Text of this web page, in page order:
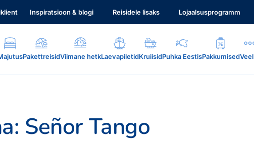
Inspiratsioon & blogi Reisidele lisaks Lojaalsusprogramm
PakettreisidViimane hetkLaevapiletidKruiisidPuhka EestisPakkumisedVeel
Señor Tango